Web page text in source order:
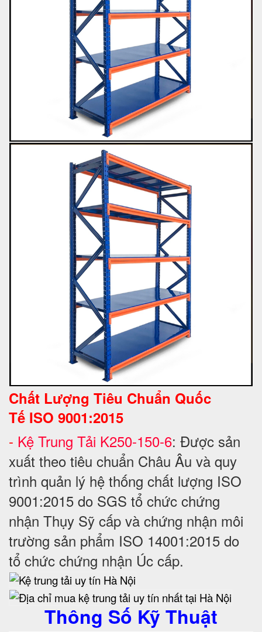
Chất Lượng Tiêu Chuẩn Quốc
Tế ISO 9001:2015
- Kệ Trung Tải K250-150-6: Được sản
xuất theo tiêu chuẩn Châu Âu và quy
trình quản lý hệ thống chất lượng ISO
9001:2015 do SGS tổ chức chứng
nhận Thụy Sỹ cấp và chứng nhận môi
trường sản phẩm ISO 14001:2015 do
tổ chức chứng nhận Úc cấp.
Thông Số Kỹ Thuật